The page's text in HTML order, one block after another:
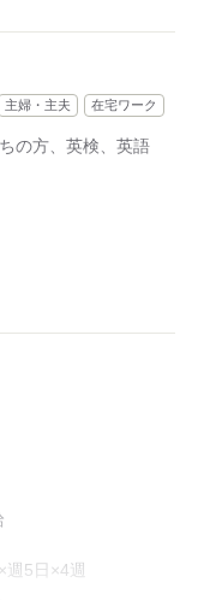
する事）
アレンジ・調整が可
主婦・主夫 在宅ワーク
の方、英検、英語
5日×4週